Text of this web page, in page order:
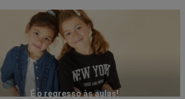
É o regresso às aulas!